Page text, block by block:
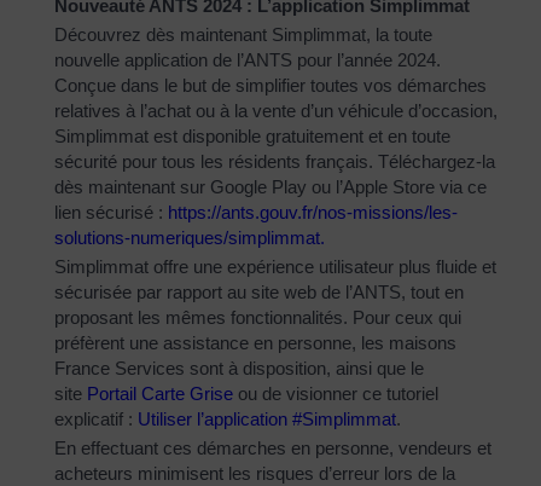
Nouveauté ANTS 2024 : L’application Simplimmat
Découvrez dès maintenant Simplimmat, la toute
nouvelle application de l’ANTS pour l’année 2024.
Conçue dans le but de simplifier toutes vos démarches
relatives à l’achat ou à la vente d’un véhicule d’occasion,
Simplimmat est disponible gratuitement et en toute
sécurité pour tous les résidents français. Téléchargez-la
dès maintenant sur Google Play ou l’Apple Store via ce
lien sécurisé : https://ants.gouv.fr/nos-missions/les-
solutions-numeriques/simplimmat.
Simplimmat offre une expérience utilisateur plus fluide et
sécurisée par rapport au site web de l’ANTS, tout en
proposant les mêmes fonctionnalités. Pour ceux qui
préfèrent une assistance en personne, les maisons
France Services sont à disposition, ainsi que le
site Portail Carte Grise ou de visionner ce tutoriel
explicatif : Utiliser l’application #Simplimmat.
En effectuant ces démarches en personne, vendeurs et
acheteurs minimisent les risques d’erreur lors de la